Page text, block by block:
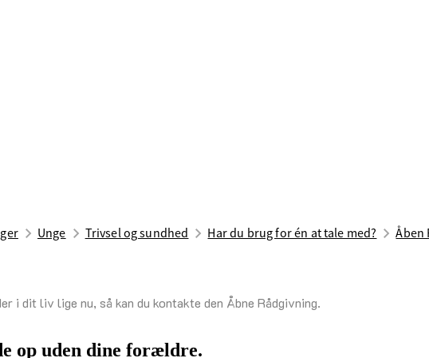
Unge Trivsel og sundhed Har du brug for én at tale med? Åben
i dit liv lige nu, så kan du kontakte den Åbne Rådgivning.
op uden dine forældre.